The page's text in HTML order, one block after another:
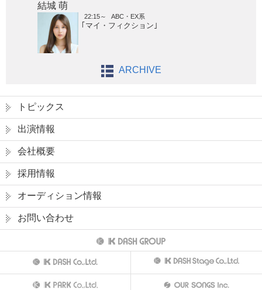
結城 萌
22:15～ ABC・EX系
｢マイ・フィクション｣
ARCHIVE
トピックス
出演情報
会社概要
採用情報
オーディション情報
お問い合わせ